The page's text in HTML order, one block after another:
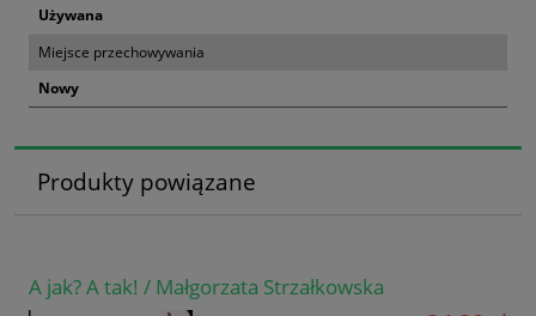
Używana
Miejsce przechowywania
Nowy
Produkty powiązane
A jak? A tak! / Małgorzata Strzałkowska